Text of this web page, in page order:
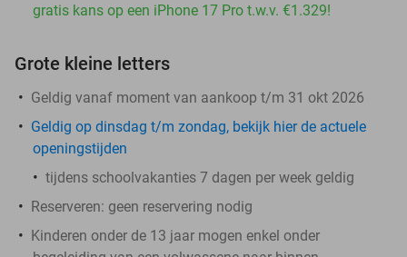
gratis kans op een iPhone 17 Pro t.w.v. €1.329!
Grote kleine letters
Geldig vanaf moment van aankoop t/m 31 okt 2026
Geldig op dinsdag t/m zondag, bekijk hier de actuele
openingstijden
tijdens schoolvakanties 7 dagen per week geldig
Reserveren: geen reservering nodig
​Kinderen onder de 13 jaar mogen enkel onder